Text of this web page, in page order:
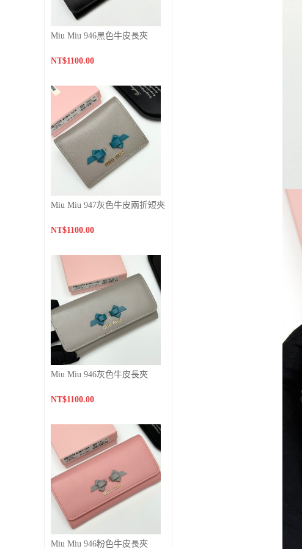
Miu Miu 946黑色牛皮長夾
NT$1100.00
Miu Miu 947灰色牛皮兩折短夾
NT$1100.00
Miu Miu 946灰色牛皮長夾
NT$1100.00
Miu Miu 946粉色牛皮長夾